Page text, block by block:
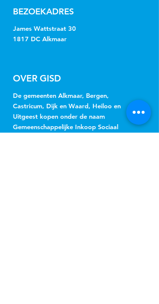
BEZOEKADRES
James Wattstraat 30
1817 DC Alkmaar
OVER GISD
De gemeenten Alkmaar, Bergen,
Castricum, Dijk en Waard, Heiloo en
Uitgeest kopen onder de naam
Gemeenschappelijke Inkoop Sociaal